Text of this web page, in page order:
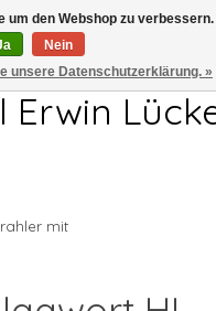
13.00Uhr
Erwin
mit
um den Webshop zu verbessern.
Nein
unsere Datenschutzerklärung. »